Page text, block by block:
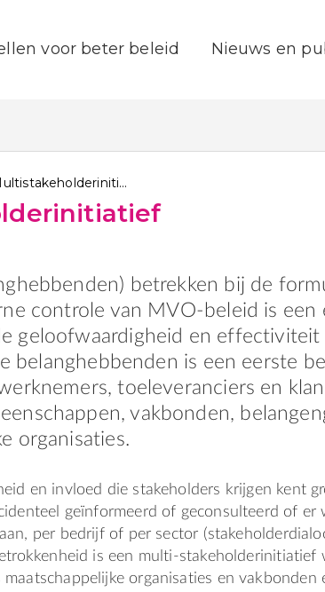
voor beter beleid Nieuws en
Multistakeholderinitiatief
betrekken bij de
controle van MVO-beleid is een
geloofwaardigheid en effectiviteit
belanghebbenden is een eerste
toeleveranciers en
vakbonden,
organisaties.
en invloed die stakeholders krijgen kent
geïnformeerd of geconsulteerd of er
per bedrijf of per sector
is een multi-stakeholderinitiatief
maatschappelijke organisaties en vakbonden